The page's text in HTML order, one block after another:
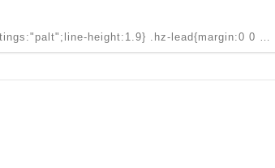
height:1.9} .hz-lead{margin:0 0 …